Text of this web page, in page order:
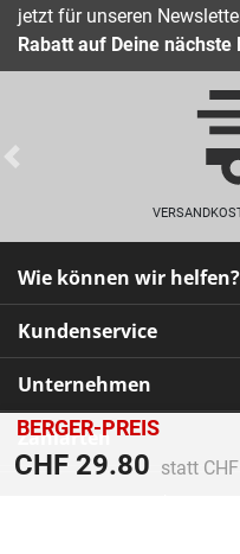
BERGER-PREIS
CHF 29.80 Preis
statt
jetzt für unseren
Rabatt auf Deine nächste
Previous
Wie können wir helfen?
Kundenservice
Unternehmen
Zahlarten